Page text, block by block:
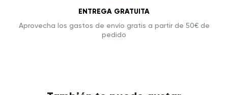
ENTREGA GRATUITA
Aprovecha los gastos de envío gratis a partir de 50€ de
pedido